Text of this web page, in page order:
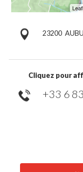
23200
Cliquez pour
+33 6